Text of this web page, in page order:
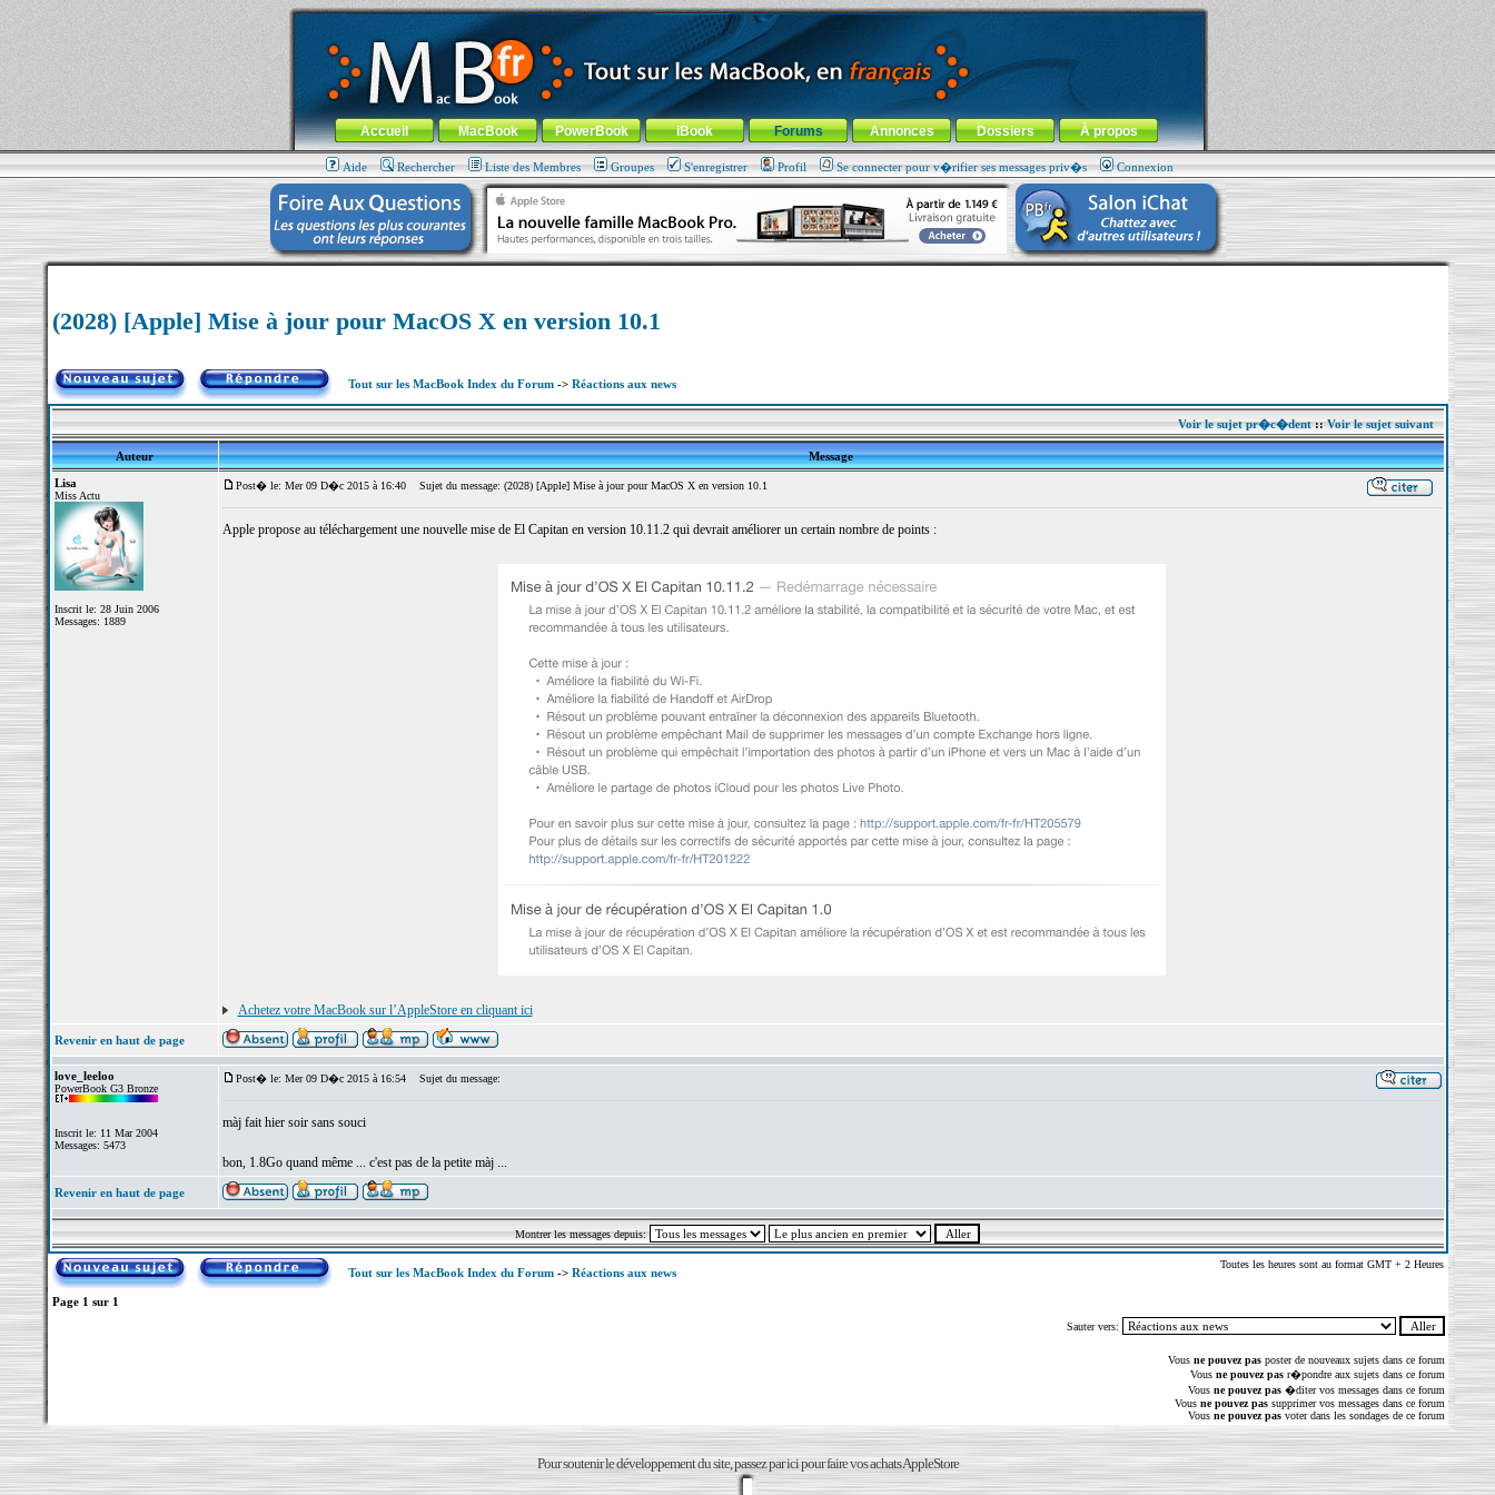
MacBook-fr.com : 100% Apple... 100% nomade !
Aller au contenu-Aller au menu général-Aller au menu de la rubrique
Menu général
Accueil MacBook PowerBook iBook Forums Annonces Dossiers À propos
Aide Rechercher Liste des Membres Groupes S'enregistrer Profil Se connecter pour v�rifier ses messages priv�s Connexion
(2028) [Apple] Mise à jour pour MacOS X en version 10.1
Tout sur les MacBook Index du Forum-> Réactions aux news
Voir le sujet pr�c�dent::Voir le sujet suivant
Auteur
Message
Lisa
Miss Actu
Inscrit le: 28 Juin 2006
Messages: 1889
Post� le: Mer 09 D�c 2015 à 16:40 Sujet du message: (2028) [Apple] Mise à jour pour MacOS X en version 10.1
Apple propose au téléchargement une nouvelle mise de El Capitan en version 10.11.2 qui devrait améliorer un certain nombre de points :
Achetez votre MacBook sur l’AppleStore en cliquant ici
Revenir en haut de page
love_leeloo
PowerBook G3 Bronze
Inscrit le: 11 Mar 2004
Messages: 5473
Post� le: Mer 09 D�c 2015 à 16:54 Sujet du message:
màj fait hier soir sans souci
bon, 1.8Go quand même ... c'est pas de la petite màj ...
Revenir en haut de page
Montrer les messages depuis:
Tout sur les MacBook Index du Forum-> Réactions aux news
Toutes les heures sont au format GMT + 2 Heures
Page 1 sur 1
Sauter vers:
Vous ne pouvez pasposter de nouveaux sujets dans ce forum
Vous ne pouvez pasr�pondre aux sujets dans ce forum
Vous ne pouvez pas�diter vos messages dans ce forum
Vous ne pouvez passupprimer vos messages dans ce forum
Vous ne pouvez pasvoter dans les sondages de ce forum
Pour soutenir le développement du site, passez par ici pour faire vos achats AppleStore